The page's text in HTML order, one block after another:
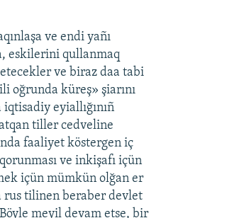
ve endi yañı
eskilerini qullanmaq
ve biraz daa tabi
oğrunda küreş» şiarını
eyiallığınıñ
tiller cedveline
faaliyet köstergen iç
ve inkişafı içün
içün mümkün olğan er
rus tilinen beraber devlet
meyil devam etse, bir